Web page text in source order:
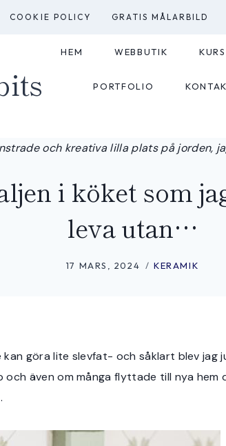
COOKIE POLICY GRATIS MÅLARBILD
HEM WEBBUTIK
PORTFOLIO
och kreativa lilla plats på jorden,
i köket som
leva utan…
17 MARS, 2024 KERAMIK
göra lite slevfat- och såklart blev jag
även om många flyttade till nya hem